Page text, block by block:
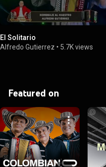
El Solitario
Alfredo Gutierrez • 5.7K views
Featured on